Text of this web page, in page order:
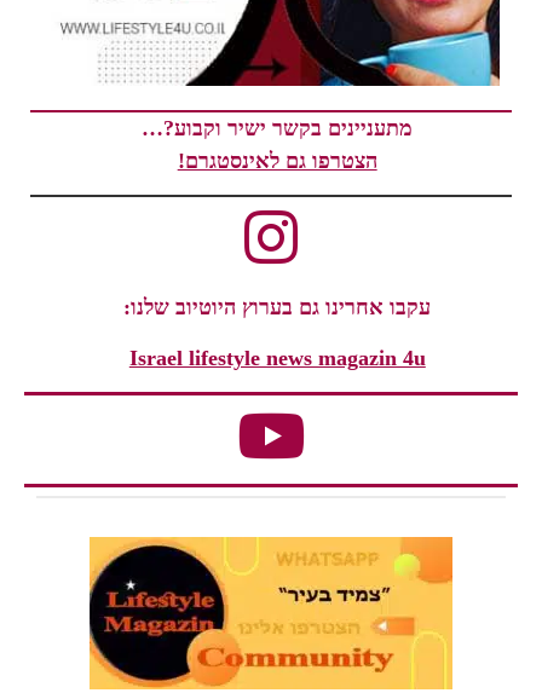
מתעניינים בקשר ישיר וקבוע?…
הצטרפו גם לאינסטגרם!
עקבו אחרינו גם בערוץ היוטיוב שלנו:
Israel lifestyle news magazin 4u